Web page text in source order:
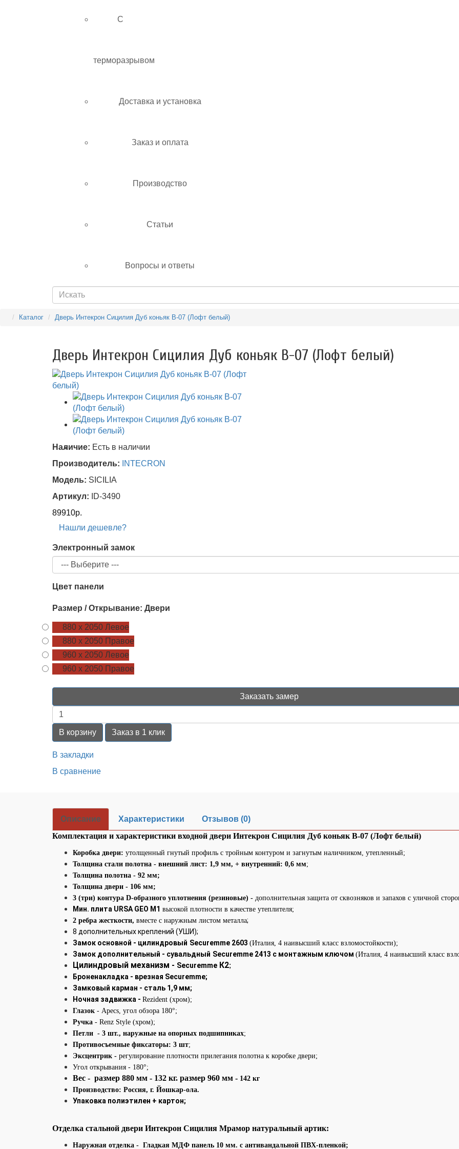
С
терморазрывом
Доставка и установка
Заказ и оплата
Производство
Статьи
Вопросы и ответы
Каталог Дверь Интекрон Сицилия Дуб коньяк В-07 (Лофт белый)
Дверь Интекрон Сицилия Дуб коньяк В-07 (Лофт белый)
Наличие: Есть в наличии
Производитель:
INTECRON
Модель: SICILIA
Артикул: ID-3490
89910р.
Нашли дешевле?
Электронный замок
Цвет панели
Размер / Открывание: Двери
880 х 2050 Левое
880 х 2050 Правое
960 х 2050 Левое
960 х 2050 Правое
Заказать замер
В корзину Заказ в 1 клик
В закладки
В сравнение
Описание Характеристики
Отзывов (0)
Комплектация и характеристики входной двери Интекрон Сицилия Дуб коньяк В-07 (Лофт белый)
Коробка двери: утолщенный гнутый профиль с тройным контуром и загнутым наличником, утепленный;
Толщина стали полотна - внешний лист: 1,9 мм, + внутренний: 0,6 мм;
Толщина полотна - 92 мм;
Толщина двери - 106 мм;
3 (три) контура D-образного уплотнения (резиновые) - дополнительная защита от сквозняков и запахов с уличной
Мин. плита URSA GEO М1 высокой плотности в качестве утеплителя;
2 ребра жесткости, вместе с наружным листом металла;
8 дополнительных креплений (УШИ);
Замок основной - цилиндровый Securemme 2603 (Италия, 4 наивысший класс взломостойкости);
Замок дополнительный - сувальдный Securemme 2413 с монтажным ключом (Италия, 4 наивысший класс
Цилиндровый механизм - Securemme К2;
Броненакладка - врезная Securemme;
Замковый карман - сталь 1,9 мм;
Ночная задвижка - Rezident (хром);
Глазок - Apecs, угол обзора 180°;
Ручка - Renz Style (хром);
Петли - 3 шт., наружные на опорных подшипниках;
Противосъемные фиксаторы: 3 шт;
Эксцентрик - регулирование плотности прилегания полотна к коробке двери;
Угол открывания - 180°;
Вес - размер 880 мм - 132 кг. размер 960 мм - 142 кг
Производство: Россия, г. Йошкар-ола.
Упаковка полиэтилен + картон;
Отделка стальной двери Интекрон Сицилия Мрамор натуральный артик:
Наружная отделка - Гладкая МДФ панель 10 мм. с антивандальной ПВХ-пленкой;